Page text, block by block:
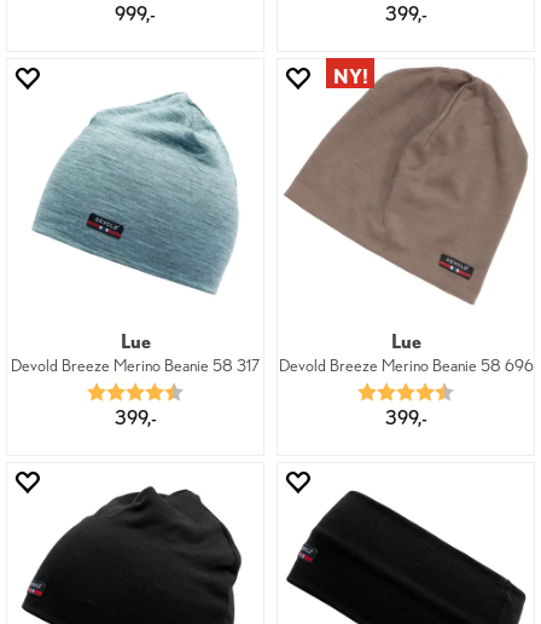
999,-
399,-
Lue
Devold Breeze Merino Beanie 58 317
Karakter:
399,-
Lue
Devold Breeze Merino Beanie 58 696
Karakter:
399,-